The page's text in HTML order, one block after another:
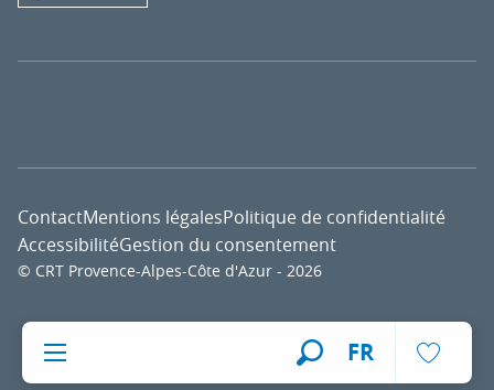
FR
© CRT Provence-Alpes-Côte d'Azur - 2026
ContactMentions légalesPolitique de confidentialité
AccessibilitéGestion du consentement